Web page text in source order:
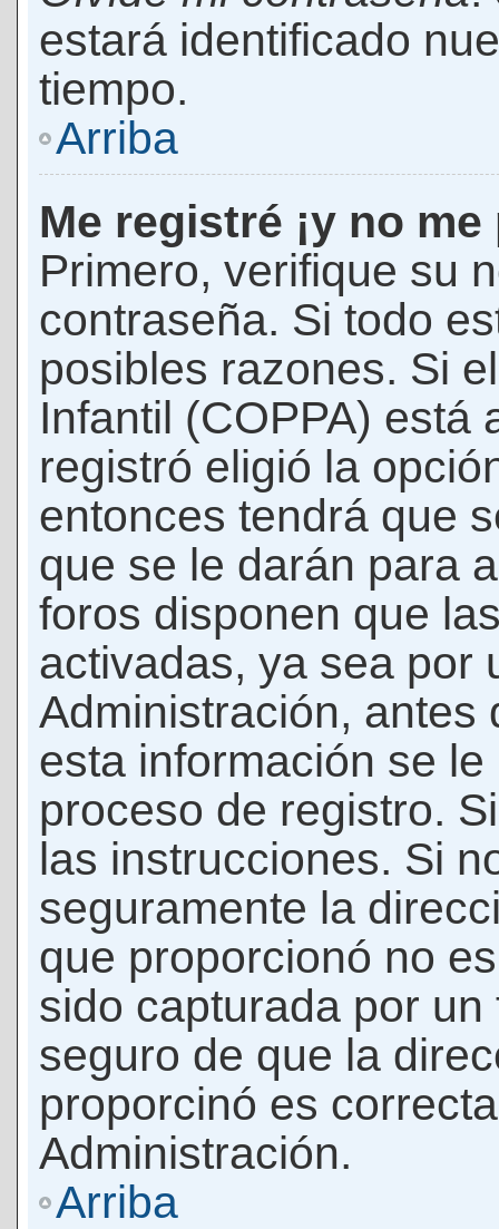
estará identificado
tiempo.
Arriba
Me registré ¡y no
Primero, verifique su
contraseña. Si todo
posibles razones. Si
Infantil (COPPA) está
registró eligió la
entonces tendrá que
que se le darán para
foros disponen que
activadas, ya sea por
Administración, antes
esta información se
proceso de registro.
las instrucciones. Si
seguramente la
que proporcionó no
sido capturada por
seguro de que la
proporcinó es
Administración.
Arriba